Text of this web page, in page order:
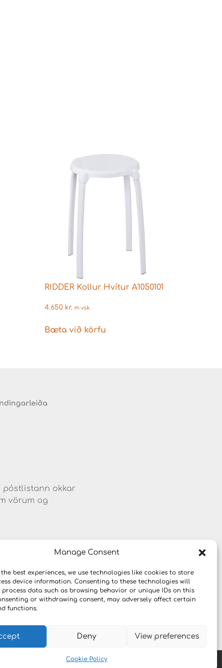
Manage Consent
best experiences, we use technologies like cookies to store
device information. Consenting to these technologies will
data such as browsing behavior or unique IDs on this
or withdrawing consent, may adversely affect certain
functions.
Deny View preferences
Cookie Policy
RIDDER Kollur Hvítur A1050101
4.650 kr. m vsk
Bæta við körfu
póstlistann okkar
vörum og